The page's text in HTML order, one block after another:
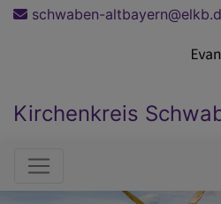
Direktschwaben-
Kirchenkreis
Hauptnavigation